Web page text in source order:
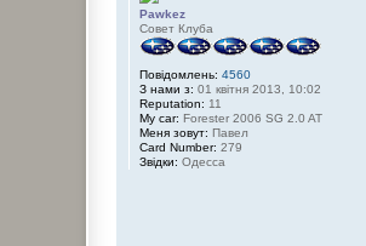
Pawkez
Совет Клуба
Повідомлень: 4560
З нами з: 01 квітня 2013, 10:02
Reputation: 11
My car: Forester 2006 SG 2.0 AT
Меня зовут: Павел
Card Number: 279
Звідки: Одесса